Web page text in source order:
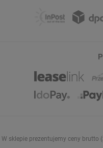
W sklepie prezentujemy ceny brutto